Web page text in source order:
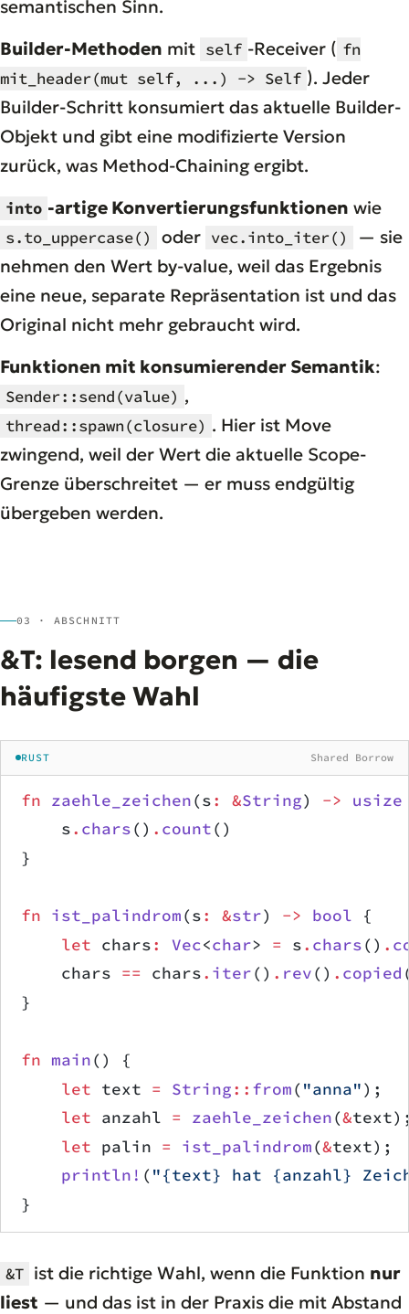
semantischen Sinn.
Builder-Methoden mit self -Receiver ( fn
mit_header(mut self, ...) -> Self ). Jeder
Builder-Schritt konsumiert das aktuelle Builder-
Objekt und gibt eine modifizierte Version
zurück, was Method-Chaining ergibt.
into -artige Konvertierungsfunktionen wie
s.to_uppercase() oder vec.into_iter()
— sie
nehmen den Wert by-value, weil das Ergebnis
eine neue, separate Repräsentation ist und das
Original nicht mehr gebraucht wird.
Funktionen mit konsumierender Semantik:
Sender::send(value) ,
thread::spawn(closure) . Hier ist Move
zwingend, weil der Wert die aktuelle Scope-
Grenze überschreitet — er muss endgültig
übergeben werden.
03 · ABSCHNITT
&T: lesend borgen — die
häufigste Wahl
RUST Shared Borrow
fn zaehle_zeichen(s: &String) -> usize
    s
. chars() . count()
}
fn ist_palindrom(s: &str) -> bool {
    let
chars: Vec<char> = s. chars() .
    chars
== chars. iter() . rev() . copied
}
fn main() {
    let
text = String:: from( "anna");
    let
anzahl = zaehle_zeichen(&
    let
palin = ist_palindrom(&text);
    println!
( "{text} hat {anzahl}
}
&T ist die richtige Wahl, wenn die Funktion nur
liest — und das ist in der Praxis die mit Abstand